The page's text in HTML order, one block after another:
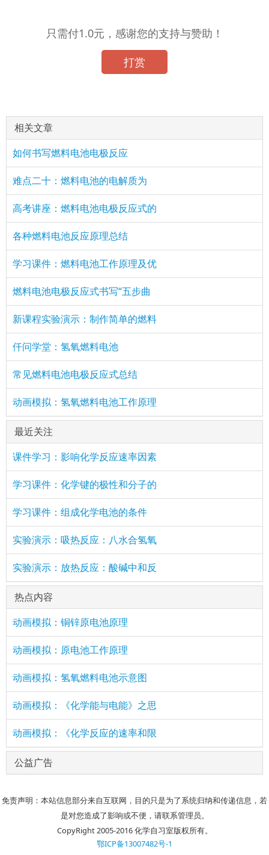
只需付1.0元，感谢您的支持与赞助！
打赏
相关文章
如何书写燃料电池电极反应
难点二十：燃料电池的电解质为
高考讲座：燃料电池电极反应式的
各种燃料电池反应原理总结
学习课件：燃料电池工作原理及优
燃料电池电极反应式书写“五步曲
新课程实验演示：制作简单的燃料
仟问学堂：氢氧燃料电池
常见燃料电池电极反应式总结
动画模拟：氢氧燃料电池工作原理
最近关注
课件学习：影响化学反应速率因素
学习课件：化学键的极性和分子的
学习课件：组成化学电池的条件
实验演示：吸热反应：八水合氢氧
实验演示：放热反应：酸碱中和反
热点内容
动画模拟：铜锌原电池原理
动画模拟：原电池工作原理
动画模拟：氢氧燃料电池示意图
动画模拟：《化学能与电能》之思
动画模拟：《化学反应的速率和限
公益广告
免责声明：本站信息部分来自互联网，目的只是为了系统归纳和传递信息，若
是对您造成了影响或不便，请联系管理员。
CopyRight 2005-2016 化学自习室版权所有。
鄂ICP备13007482号-1